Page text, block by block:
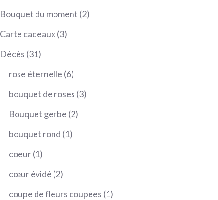
produits
Bouquet du moment 22
Carte cadeaux 33
Décès 3131
produits
rose éternelle 66
produits
bouquet de roses 33
Bouquet gerbe 22
bouquet rond 11
coeur 11
produit
cœur évidé 22
produits
coupe de fleurs coupées 11